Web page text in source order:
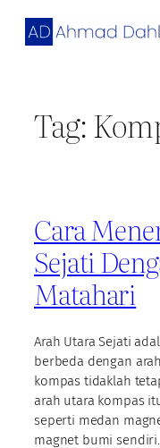
Skip
Tag:
Cara
Sejati
Matahari
Arah Utara Sejati
berbeda dengan
kompas tidaklah
arah utara kompas
seperti medan
magnet bumi